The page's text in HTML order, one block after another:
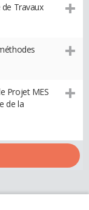
Travaux
Projet MES
de la